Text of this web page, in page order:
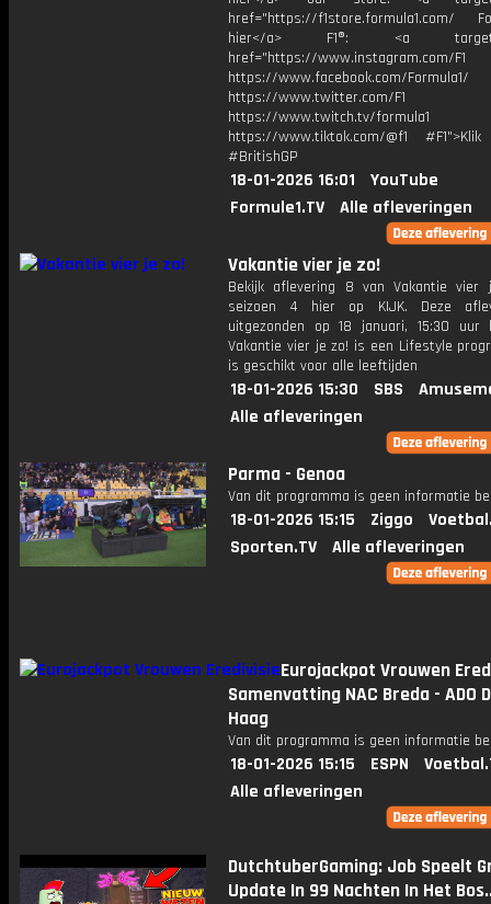
href="https://f1store.formula1.com/
hier</a> F1®: <a
href="https://www.instagram.com/F1
https://www.facebook.com/Formula1/
https://www.twitter.com/F1
https://www.twitch.tv/formula1
https://www.tiktok.com/@f1
#BritishGP
18-01-2026 16:01
YouTube
Formule1.TV
Alle afleveringen
Vakantie vier je zo!
Bekijk aflevering 8 van Vakantie
seizoen 4 hier op KIJK. Deze
uitgezonden op 18 januari, 15:30 uur
Vakantie vier je zo! is een Lifestyle
is geschikt voor alle leeftijden
18-01-2026 15:30 SBS
Alle afleveringen
Parma - Genoa
Van dit programma is geen informatie
18-01-2026 15:15 Ziggo
Sporten.TV
Alle afleveringen
Eurojackpot Vrouwen
Samenvatting NAC Breda - ADO
Haag
Van dit programma is geen informatie
18-01-2026 15:15 ESPN
Alle afleveringen
DutchtuberGaming: Job Speelt
Update In 99 Nachten In Het